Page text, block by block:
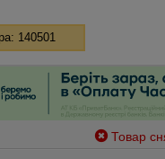
140501
Товар